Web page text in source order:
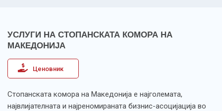
УСЛУГИ НА СТОПАНСКАТА КОМОРА НА
МАКЕДОНИЈА
Ценовник
Стопанската комора на Македонија е најголемата,
највлијателната и најреномираната бизнис-асоцијација во